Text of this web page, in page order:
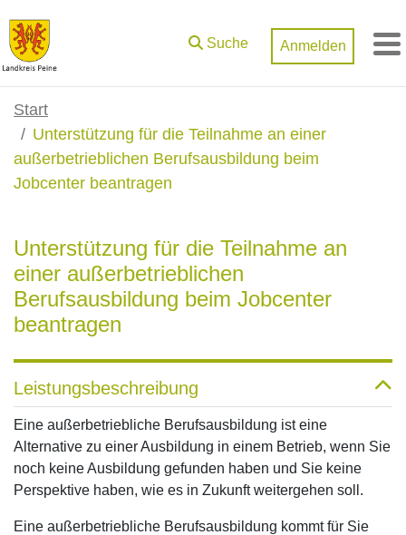
Zum Hauptinhalt springen
Suche Anmelden
Start
Unterstützung für die Teilnahme an einer
außerbetrieblichen Berufsausbildung beim
Jobcenter beantragen
Unterstützung für die Teilnahme an
einer außerbetrieblichen
Berufsausbildung beim Jobcenter
beantragen
Leistungsbeschreibung
Eine außerbetriebliche Berufsausbildung ist eine
Alternative zu einer Ausbildung in einem Betrieb, wenn Sie
noch keine Ausbildung gefunden haben und Sie keine
Perspektive haben, wie es in Zukunft weitergehen soll.
Eine außerbetriebliche Berufsausbildung kommt für Sie